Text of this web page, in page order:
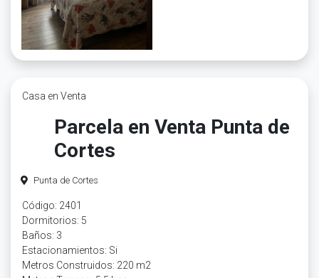
Casa en Venta
Parcela en Venta Punta de
Cortes
Punta de Cortes
Código: 2401
Dormitorios: 5
Baños: 3
Estacionamientos: Si
Metros Construidos: 220 m2